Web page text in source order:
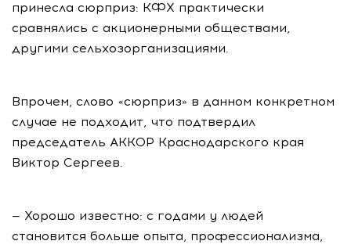
принесла сюрприз: КФХ практически
сравнялись с акционерными обществами,
другими сельхозорганизациями.
Впрочем, слово «сюрприз» в данном конкретном
случае не подходит, что подтвердил
председатель АККОР Краснодарского края
Виктор Сергеев.
— Хорошо известно: с годами у людей
становится больше опыта, профессионализма,